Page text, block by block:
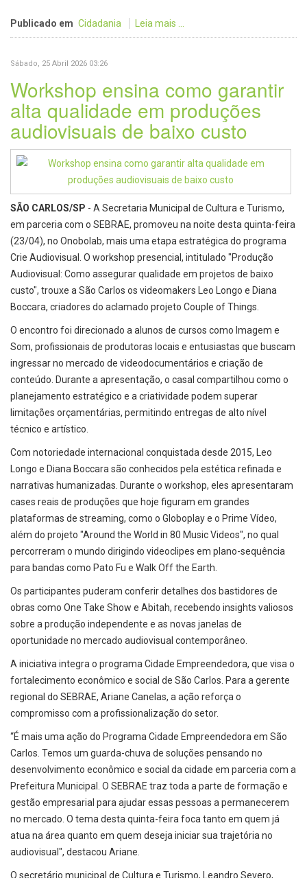
Publicado em Cidadania Leia mais ...
Sábado, 25 Abril 2026 03:26
Workshop ensina como garantir
alta qualidade em produções
audiovisuais de baixo custo
SÃO CARLOS/SP - A Secretaria Municipal de Cultura e Turismo,
em parceria com o SEBRAE, promoveu na noite desta quinta-feira
(23/04), no Onobolab, mais uma etapa estratégica do programa
Crie Audiovisual. O workshop presencial, intitulado "Produção
Audiovisual: Como assegurar qualidade em projetos de baixo
custo", trouxe a São Carlos os videomakers Leo Longo e Diana
Boccara, criadores do aclamado projeto Couple of Things.
O encontro foi direcionado a alunos de cursos como Imagem e
Som, profissionais de produtoras locais e entusiastas que buscam
ingressar no mercado de videodocumentários e criação de
conteúdo. Durante a apresentação, o casal compartilhou como o
planejamento estratégico e a criatividade podem superar
limitações orçamentárias, permitindo entregas de alto nível
técnico e artístico.
Com notoriedade internacional conquistada desde 2015, Leo
Longo e Diana Boccara são conhecidos pela estética refinada e
narrativas humanizadas. Durante o workshop, eles apresentaram
cases reais de produções que hoje figuram em grandes
plataformas de streaming, como o Globoplay e o Prime Vídeo,
além do projeto "Around the World in 80 Music Videos", no qual
percorreram o mundo dirigindo videoclipes em plano-sequência
para bandas como Pato Fu e Walk Off the Earth.
Os participantes puderam conferir detalhes dos bastidores de
obras como One Take Show e Abitah, recebendo insights valiosos
sobre a produção independente e as novas janelas de
oportunidade no mercado audiovisual contemporâneo.
A iniciativa integra o programa Cidade Empreendedora, que visa o
fortalecimento econômico e social de São Carlos. Para a gerente
regional do SEBRAE, Ariane Canelas, a ação reforça o
compromisso com a profissionalização do setor.
“É mais uma ação do Programa Cidade Empreendedora em São
Carlos. Temos um guarda-chuva de soluções pensando no
desenvolvimento econômico e social da cidade em parceria com a
Prefeitura Municipal. O SEBRAE traz toda a parte de formação e
gestão empresarial para ajudar essas pessoas a permanecerem
no mercado. O tema desta quinta-feira foca tanto em quem já
atua na área quanto em quem deseja iniciar sua trajetória no
audiovisual", destacou Ariane.
O secretário municipal de Cultura e Turismo, Leandro Severo,